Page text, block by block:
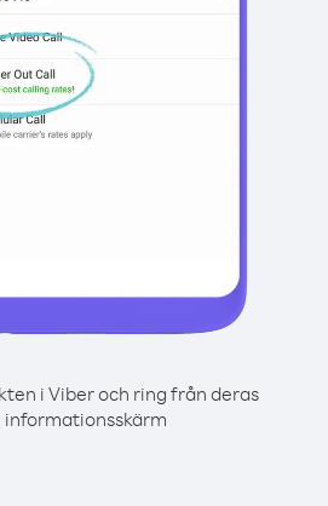
i Viber och ring från deras
informationsskärm